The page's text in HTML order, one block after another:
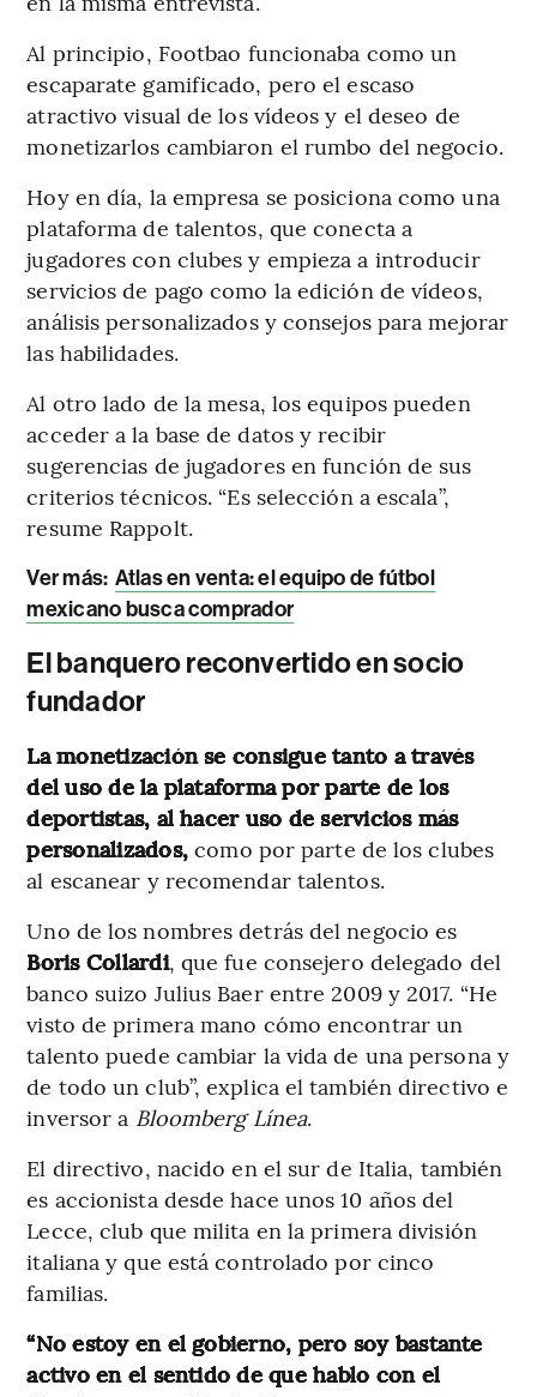
Al principio, Footbao funcionaba como un
escaparate gamificado, pero el escaso
atractivo visual de los vídeos y el deseo de
monetizarlos cambiaron el rumbo del negocio.
Hoy en día, la empresa se posiciona como una
plataforma de talentos, que conecta a
jugadores con clubes y empieza a introducir
servicios de pago como la edición de vídeos,
análisis personalizados y consejos para mejorar
las habilidades.
Al otro lado de la mesa, los equipos pueden
acceder a la base de datos y recibir
sugerencias de jugadores en función de sus
criterios técnicos. “Es selección a escala”,
resume Rappolt.
Ver más: Atlas en venta: el equipo de fútbol
mexicano busca comprador
El banquero reconvertido en socio
fundador
La monetización se consigue tanto a través
del uso de la plataforma por parte de los
deportistas, al hacer uso de servicios más
personalizados,como por parte de los clubes
al escanear y recomendar talentos.
Uno de los nombres detrás del negocio es
Boris Collardi, que fue consejero delegado del
banco suizo Julius Baer entre 2009 y 2017. “He
visto de primera mano cómo encontrar un
talento puede cambiar la vida de una persona y
de todo un club”, explica el también directivo e
inversor a Bloomberg Línea.
El directivo, nacido en el sur de Italia, también
es accionista desde hace unos 10 años del
Lecce, club que milita en la primera división
italiana y que está controlado por cinco
familias.
“No estoy en el gobierno, pero soy bastante
activo en el sentido de que hablo con el